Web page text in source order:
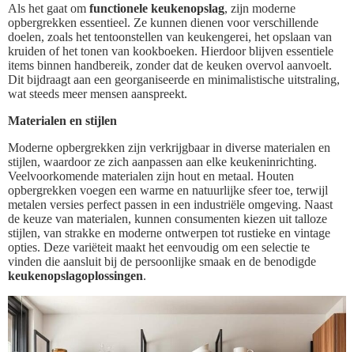
Als het gaat om functionele keukenopslag, zijn moderne
opbergrekken essentieel. Ze kunnen dienen voor verschillende
doelen, zoals het tentoonstellen van keukengerei, het opslaan van
kruiden of het tonen van kookboeken. Hierdoor blijven essentiele
items binnen handbereik, zonder dat de keuken overvol aanvoelt.
Dit bijdraagt aan een georganiseerde en minimalistische uitstraling,
wat steeds meer mensen aanspreekt.
Materialen en stijlen
Moderne opbergrekken zijn verkrijgbaar in diverse materialen en
stijlen, waardoor ze zich aanpassen aan elke keukeninrichting.
Veelvoorkomende materialen zijn hout en metaal. Houten
opbergrekken voegen een warme en natuurlijke sfeer toe, terwijl
metalen versies perfect passen in een industriële omgeving. Naast
de keuze van materialen, kunnen consumenten kiezen uit talloze
stijlen, van strakke en moderne ontwerpen tot rustieke en vintage
opties. Deze variëteit maakt het eenvoudig om een selectie te
vinden die aansluit bij de persoonlijke smaak en de benodigde
keukenopslagoplossingen.